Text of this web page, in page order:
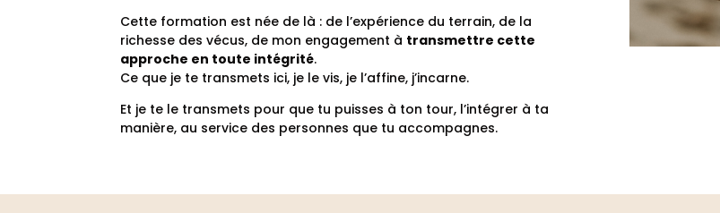
Cette formation est née de là : de l’expérience du terrain, de la
richesse des vécus, de mon engagement à transmettre cette
approche en toute intégrité.
Ce que je te transmets ici, je le vis, je l’affine, j’incarne.
Et je te le transmets pour que tu puisses à ton tour, l’intégrer à ta
manière, au service des personnes que tu accompagnes.